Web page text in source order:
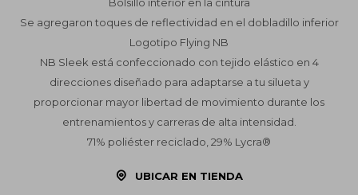
Se agregaron toques de reflectividad en el dobladillo inferior
Logotipo Flying NB
NB Sleek está confeccionado con tejido elástico en 4
direcciones diseñado para adaptarse a tu silueta y
proporcionar mayor libertad de movimiento durante los
entrenamientos y carreras de alta intensidad.
71% poliéster reciclado, 29% Lycra®
UBICAR EN TIENDA